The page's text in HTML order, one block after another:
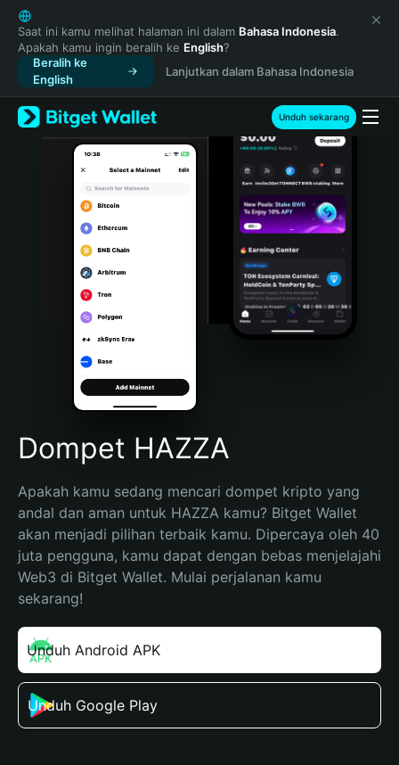
English
日本語
Tiếng Việt
Русский
Español (Latinoamérica)
Türkçe
Italiano
Português (Portugal)
Bahasa Indonesia
Português (Brasil)
Español (Argentina)
Saat ini kamu melihat halaman ini dalam Bahasa Indonesia.
Apakah kamu ingin beralih ke English?
Beralih ke
English
Lanjutkan dalam Bahasa Indonesia
Unduh sekarang
Dompet HAZZA
Apakah kamu sedang mencari dompet kripto yang
andal dan aman untuk HAZZA kamu? Bitget Wallet
akan menjadi pilihan terbaik kamu. Dipercaya oleh 40
juta pengguna, kamu dapat dengan bebas menjelajahi
Web3 di Bitget Wallet. Mulai perjalanan kamu
sekarang!
Unduh Android APK
Unduh Google Play